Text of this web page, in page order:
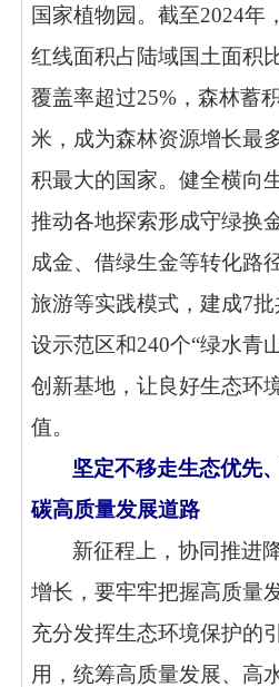
国家植物园。截至2024年
红线面积占陆域国土面积
覆盖率超过25%，森林蓄
米，成为森林资源增长最
积最大的国家。健全横向
推动各地探索形成守绿换
成金、借绿生金等转化路
旅游等实践模式，建成7
设示范区和240个“绿水青
创新基地，让良好生态环
值。
坚定不移走生态优先
碳高质量发展道路
新征程上，协同推进
增长，要牢牢把握高质量
充分发挥生态环境保护的
用，统筹高质量发展、高